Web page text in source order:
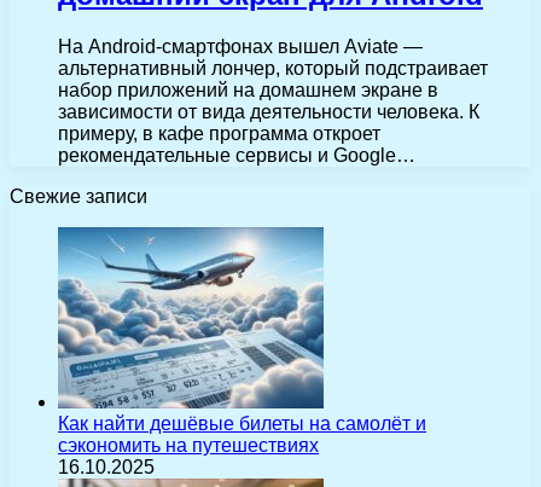
На Android-смартфонах вышел Aviate —
альтернативный лончер, который подстраивает
набор приложений на домашнем экране в
зависимости от вида деятельности человека. К
примеру, в кафе программа откроет
рекомендательные сервисы и Google…
Свежие записи
Как найти дешёвые билеты на самолёт и
сэкономить на путешествиях
16.10.2025